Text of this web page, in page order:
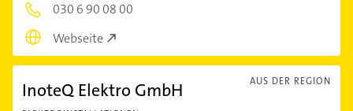
030 6 90 08 00
Webseite
AUS DER REGION
InoteQ Elektro GmbH